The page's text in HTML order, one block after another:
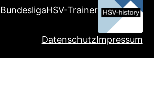
BundesligaHSV-Trainer
DatenschutzImpressum